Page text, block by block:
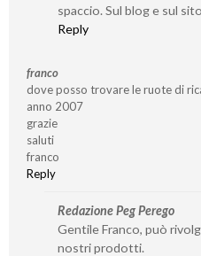
spaccio. Sul blog e sul
Reply
franco
dove posso trovare le ruote di
anno 2007
grazie
saluti
franco
Reply
Redazione Peg Perego
Gentile Franco, può
nostri prodotti.